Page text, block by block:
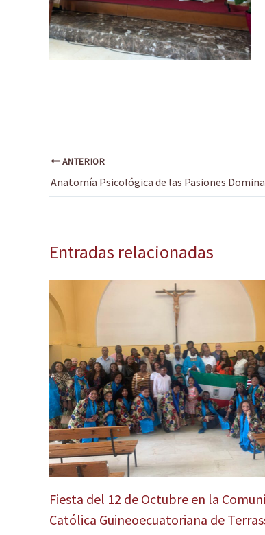
ANTERIOR
Entradas relacionadas
Fiesta del 12 de Octubre en la
Católica Guineoecuatoriana de